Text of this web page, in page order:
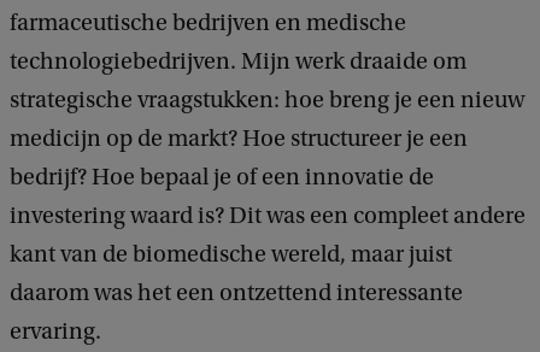
farmaceutische bedrijven en medische
technologiebedrijven. Mijn werk draaide om
strategische vraagstukken: hoe breng je een nieuw
medicijn op de markt? Hoe structureer je een
bedrijf? Hoe bepaal je of een innovatie de
investering waard is? Dit was een compleet andere
kant van de biomedische wereld, maar juist
daarom was het een ontzettend interessante
ervaring.